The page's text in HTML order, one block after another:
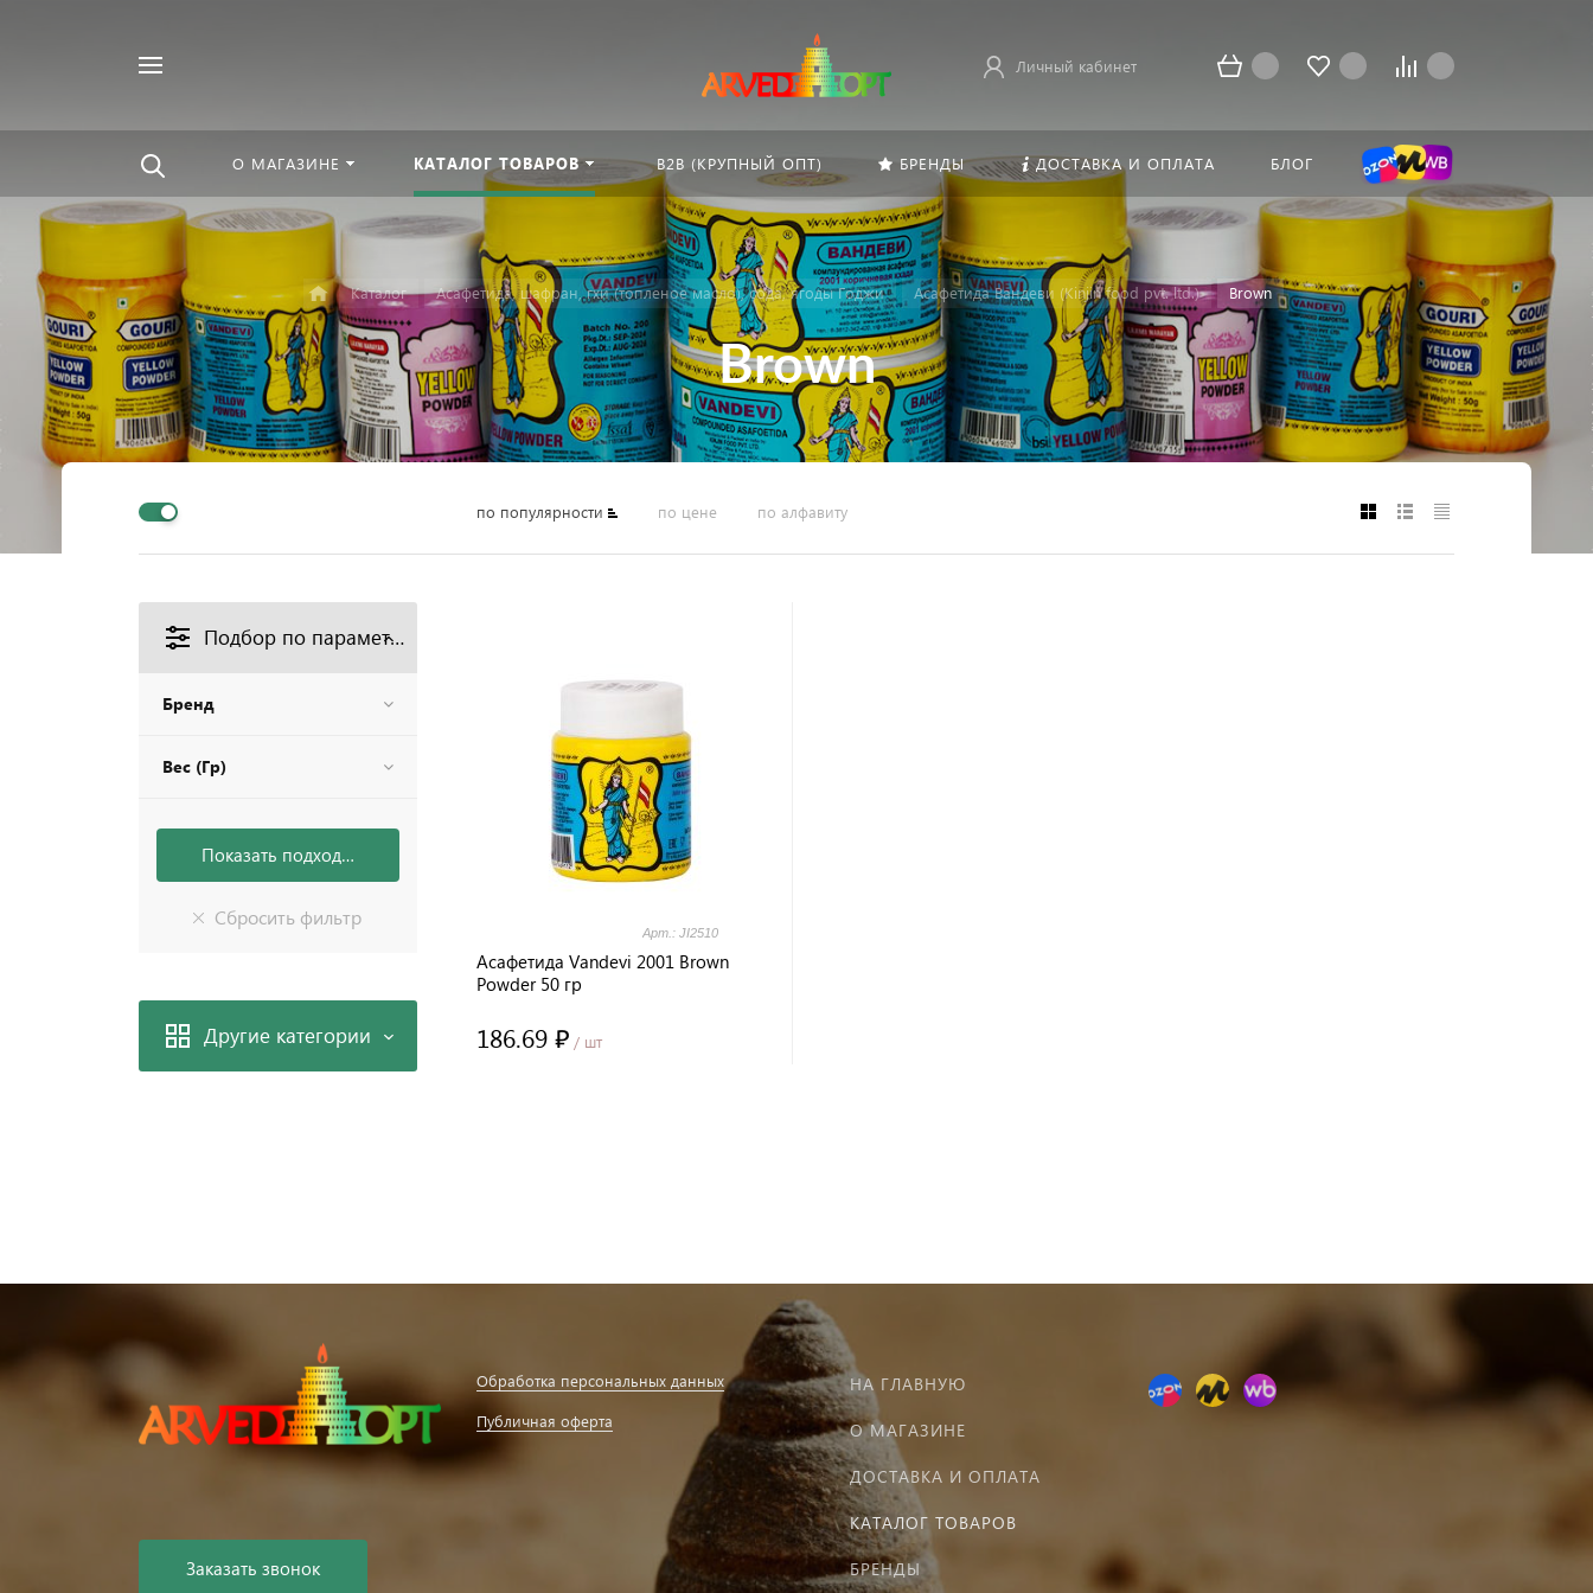
Личный кабинет
О МАГАЗИНЕ КАТАЛОГ ТОВАРОВ B2B (КРУПНЫЙ ОПТ) БРЕНДЫ ДОСТАВКА И ОПЛАТА БЛОГ
Каталог Асафетида, шафран, гхи (топленое масло), сода, ягоды Годжи Асафетида Вандеви (Kinjin food pvt. ltd.) Brown
Brown
по популярности по цене по алфавиту
Подбор по параметрам
Бренд
Вес (Гр)
Другие категории
Арт.: JI2510
Асафетида Vandevi 2001 Brown
Powder 50 гр
186.69 ₽ / шт
Заказать звонок
Обработка персональных данных
Публичная оферта
НА ГЛАВНУЮ
О МАГАЗИНЕ
ДОСТАВКА И ОПЛАТА
КАТАЛОГ ТОВАРОВ
БРЕНДЫ